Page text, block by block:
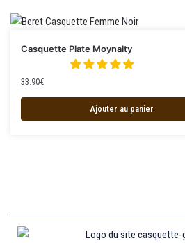
Casquette Plate Moynalty
33.90€
Ajouter au panier